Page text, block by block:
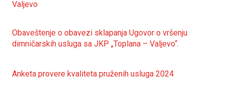
Valjevo
Obaveštenje o obavezi sklapanja Ugovor o vršenju
dimničarskih usluga sa JKP „Toplana – Valjevo“.
Anketa provere kvaliteta pruženih usluga 2024